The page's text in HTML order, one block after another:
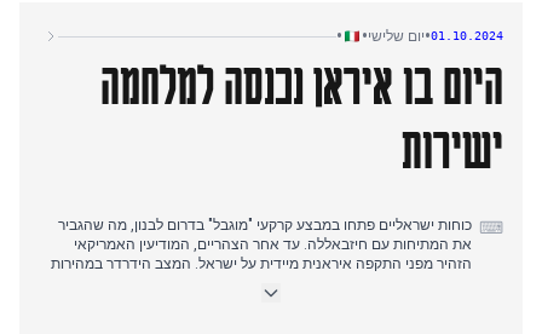
01.10.2024
•יום שלישי•
•
היום בו איראן נכנסה למלחמה
ישירות
⌨ כוחות ישראליים פתחו במבצע קרקעי "מוגבל" בדרום לבנון, מה שהגביר
את המתיחות עם חיזבאללה. עד אחר הצהריים, המודיעין האמריקאי
הזהיר מפני התקפה איראנית מיידית על ישראל. המצב הידרדר במהירות
וירושלים. מערכת כיפת ברזל של ישראל וסיוע אמריקאי יירטו רבים